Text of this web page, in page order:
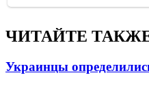
ЧИТАЙТЕ
Украинцы